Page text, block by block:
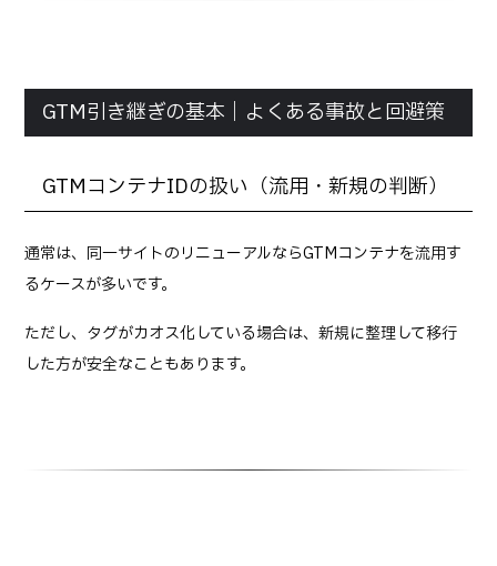
GTM引き継ぎの基本｜よくある事故と回避策
GTMコンテナIDの扱い（流用・新規の判断）
通常は、同一サイトのリニューアルならGTMコンテナを流用す
るケースが多いです。
ただし、タグがカオス化している場合は、新規に整理して移行
した方が安全なこともあります。